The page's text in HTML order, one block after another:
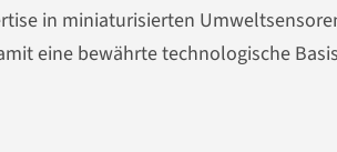
in miniaturisierten
eine bewährte technologische